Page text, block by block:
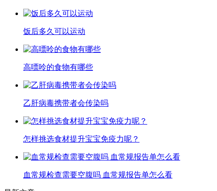
饭后多久可以运动
高嘌呤的食物有哪些
乙肝病毒携带者会传染吗
怎样挑选食材提升宝宝免疫力呢？
血常规检查需要空腹吗 血常规报告单怎么看